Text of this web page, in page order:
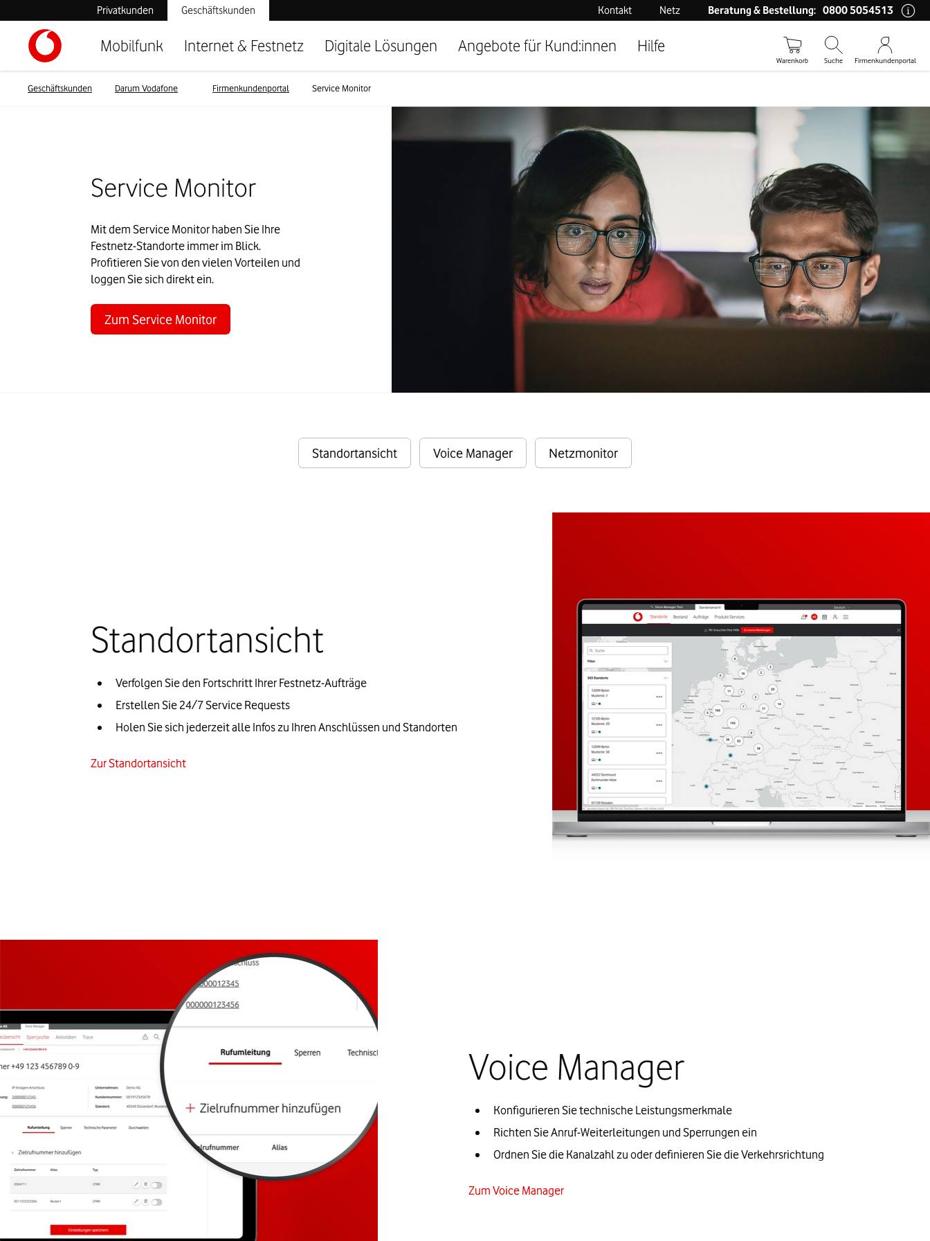
Mobilfunk Internet & Festnetz Digitale Lösungen Angebote für Kund:innen Hilfe
Warenkorb Suche Firmenkundenportal
Privatkunden Geschäftskunden Kontakt Netz Beratung & Bestellung: 0800 5054513
Geschäftskunden Darum Vodafone Firmenkundenportal Service Monitor
Service Monitor
Mit dem Service Monitor haben Sie Ihre
Festnetz-Standorte immer im Blick.
Profitieren Sie von den vielen Vorteilen und
loggen Sie sich direkt ein.
Zum Service Monitor
Standortansicht Voice Manager Netzmonitor
Standortansicht
Verfolgen Sie den Fortschritt Ihrer Festnetz-Aufträge
Erstellen Sie 24/7 Service Requests
Holen Sie sich jederzeit alle Infos zu Ihren Anschlüssen und Standorten
Zur Standortansicht
Voice Manager
Konfigurieren Sie technische Leistungsmerkmale
Richten Sie Anruf-Weiterleitungen und Sperrungen ein
Ordnen Sie die Kanalzahl zu oder definieren Sie die Verkehrsrichtung
Zum Voice Manager